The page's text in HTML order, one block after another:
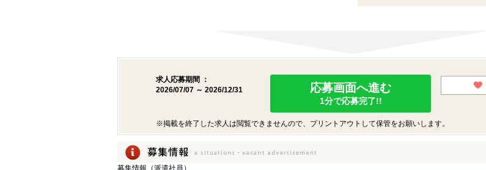
求人応募期間 ：
2026/07/07 ～ 2026/12/31
応募画面へ進む
1分で応募完了!!
※掲載を終了した求人は閲覧できませんので、プリントアウトして保管をお願いします。
募集情報（派遣社員）